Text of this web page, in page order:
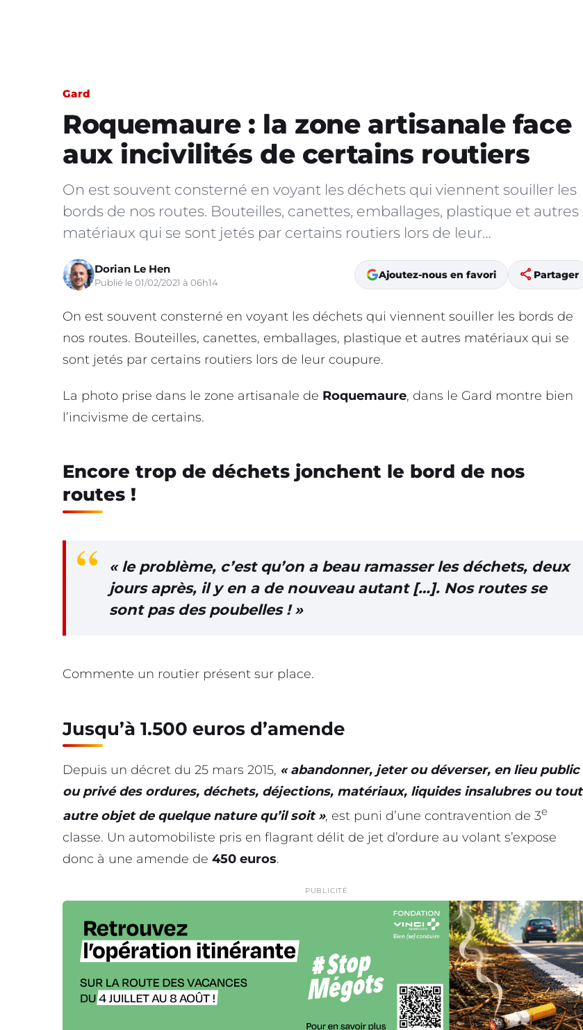
Gard
Roquemaure : la zone artisanale face
aux incivilités de certains routiers
On est souvent consterné en voyant les déchets qui viennent souiller les
bords de nos routes. Bouteilles, canettes, emballages, plastique et autres
matériaux qui se sont jetés par certains routiers lors de leur…
Dorian Le Hen
Publié le 01/02/2021 à 06h14
Ajoutez-nous en favori share Partager
On est souvent consterné en voyant les déchets qui viennent souiller les bords de
nos routes. Bouteilles, canettes, emballages, plastique et autres matériaux qui se
sont jetés par certains routiers lors de leur coupure.
La photo prise dans le zone artisanale de Roquemaure, dans le Gard montre bien
l’incivisme de certains.
Encore trop de déchets jonchent le bord de nos
routes !
« le problème, c’est qu’on a beau ramasser les déchets, deux
jours après, il y en a de nouveau autant […]. Nos routes se
sont pas des poubelles ! »
Commente un routier présent sur place.
Jusqu’à 1.500 euros d’amende
Depuis un décret du 25 mars 2015, « abandonner, jeter ou déverser, en lieu public
ou privé des ordures, déchets, déjections, matériaux, liquides insalubres ou tout
autre objet de quelque nature qu’il soit », est puni d’une contravention de 3e
classe. Un automobiliste pris en flagrant délit de jet d’ordure au volant s’expose
donc à une amende de 450 euros.
PUBLICITÉ